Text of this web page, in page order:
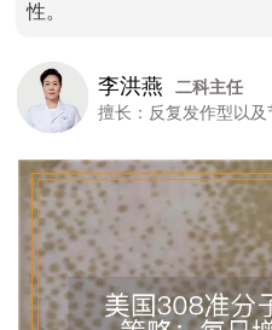
性。
李洪燕
二科主任
擅长：反复发作型以